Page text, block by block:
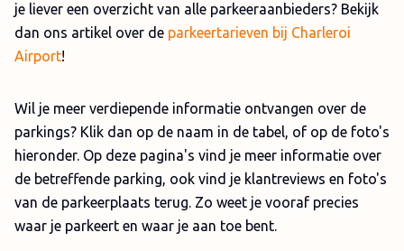
je liever een overzicht van alle parkeeraanbieders? Bekijk
dan ons artikel over de parkeertarieven bij Charleroi
Airport!
Wil je meer verdiepende informatie ontvangen over de
parkings? Klik dan op de naam in de tabel, of op de foto's
hieronder. Op deze pagina's vind je meer informatie over
de betreffende parking, ook vind je klantreviews en foto's
van de parkeerplaats terug. Zo weet je vooraf precies
waar je parkeert en waar je aan toe bent.